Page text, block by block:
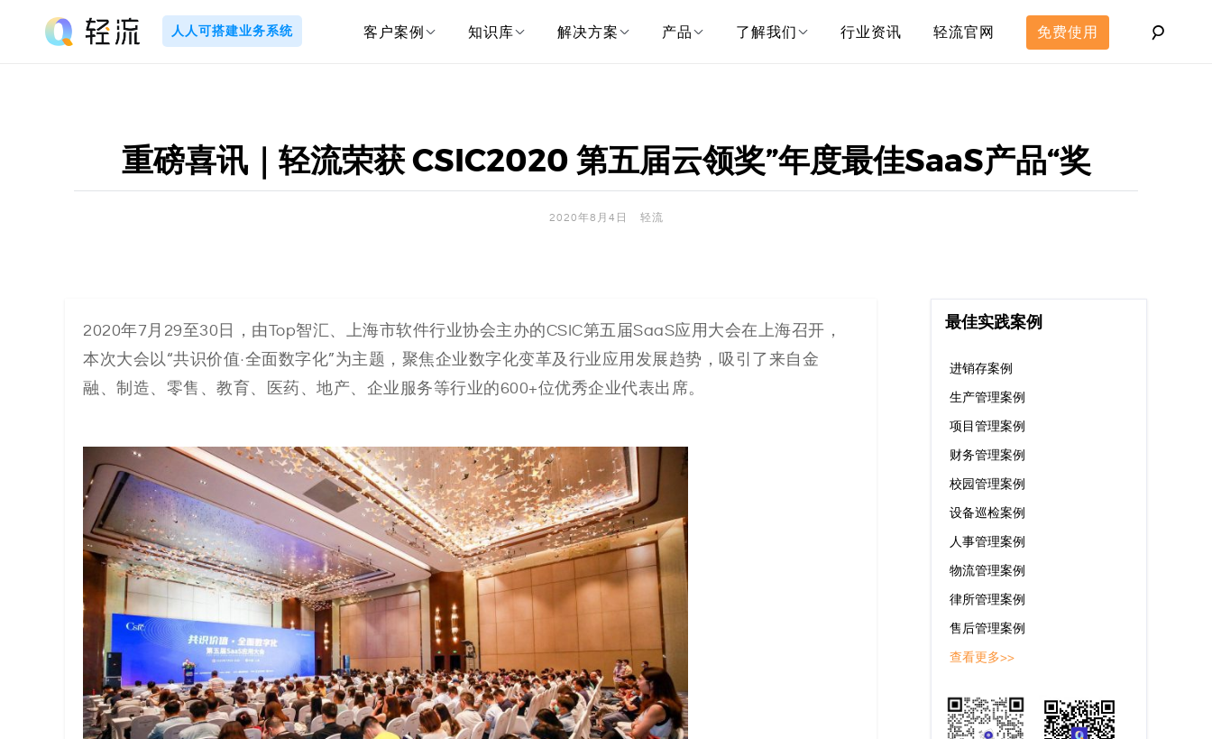
content
人人可搭建业务系统 客户案例 知识库 解决方案 产品 了解我们 行业资讯 轻流官网 免费使用
重磅喜讯｜轻流荣获 CSIC2020 第五届云领奖”年度最佳SaaS产品“奖
2020年8月4日 轻流
2020年7月29至30日， 由Top智汇、上海市软件行业协会主办的CSIC第五届SaaS应用大会在上海召开，
本次大会以“共识价值·全面数字化”为主题，聚焦企业数字化变革及行业应用发展趋势，吸引了来自金
融、制造、零售、教育、医药、地产、企业服务等行业的600+位优秀企业代表出席。
最佳实践案例
进销存案例
生产管理案例
项目管理案例
财务管理案例
校园管理案例
设备巡检案例
人事管理案例
物流管理案例
律所管理案例
售后管理案例
查看更多>>